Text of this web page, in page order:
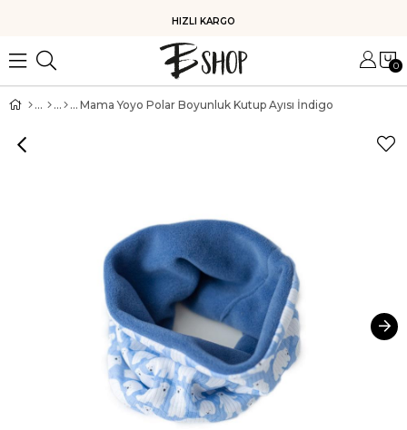
HIZLI KARGO
0
Mama Yoyo Polar Boyunluk Kutup Ayısı İndigo